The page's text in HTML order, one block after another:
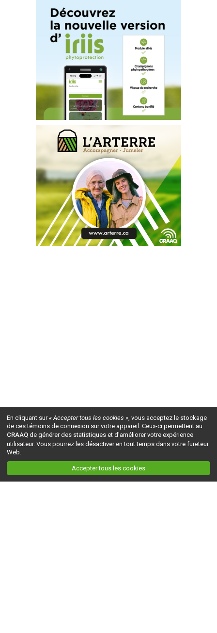
En cliquant sur« Accepter tous les cookies », vous acceptez le stockage
de ces témoins de connexion sur votre appareil. Ceux-ci permettent au
CRAAQ de générer des statistiques et d'améliorer votre expérience
utilisateur. Vous pourrez les désactiver en tout temps dans votre fureteur
Web.
Accepter tous les cookies